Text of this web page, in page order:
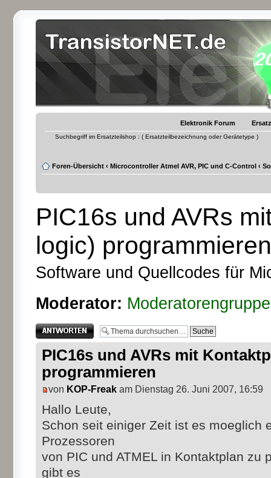
Elektronik Forum
Suchbegriff im Ersatzteilshop : ( Ersatzteilbezeichnung oder Gerätetype )
Foren-Übersicht ‹ Microcontroller Atmel AVR, PIC und C-Control ‹
PIC16s und AVRs
logic) programmieren
Software und Quellcodes für
Moderator: Moderatorengruppe
Antwort erstellen
PIC16s und AVRs mit
programmieren
von KOP-Freak am Dienstag 26. Juni 2007, 16:59
Hallo Leute,
Schon seit einiger Zeit ist es moeglich
Prozessoren
von PIC und ATMEL in Kontaktplan zu
gibt es